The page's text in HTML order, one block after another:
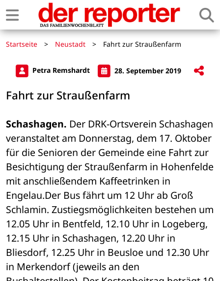
Startseite > Neustadt > Fahrt zur Straußenfarm
Petra Remshardt 28. September 2019
Fahrt zur Straußenfarm
Schashagen. Der DRK-Ortsverein Schashagen
veranstaltet am Donnerstag, dem 17. Oktober
für die Senioren der Gemeinde eine Fahrt zur
Besichtigung der Straußenfarm in Hohenfelde
mit anschließendem Kaffeetrinken in
Engelau.Der Bus fährt um 12 Uhr ab Groß
Schlamin. Zustiegsmöglichkeiten bestehen um
12.05 Uhr in Bentfeld, 12.10 Uhr in Logeberg,
12.15 Uhr in Schashagen, 12.20 Uhr in
Bliesdorf, 12.25 Uhr in Beusloe und 12.30 Uhr
in Merkendorf (jeweils an den